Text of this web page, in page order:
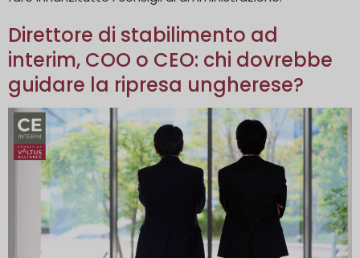
Direttore di stabilimento ad
interim, COO o CEO: chi dovrebbe
guidare la ripresa ungherese?